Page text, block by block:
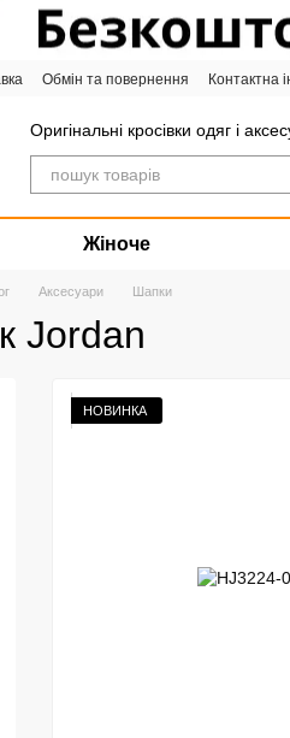
Обмін та повернення Контактна
Оригінальні кросівки одяг і
Жіноче
Аксесуари Шапки
Jordan
НОВИНКА